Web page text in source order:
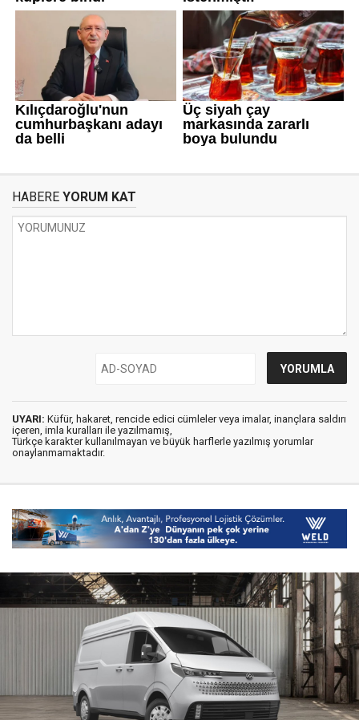
HABERE YORUM KAT
UYARI: Küfür, hakaret, rencide edici cümleler veya imalar, inançlara saldırı
içeren, imla kuralları ile yazılmamış,
Türkçe karakter kullanılmayan ve büyük harflerle yazılmış yorumlar
onaylanmamaktadır.